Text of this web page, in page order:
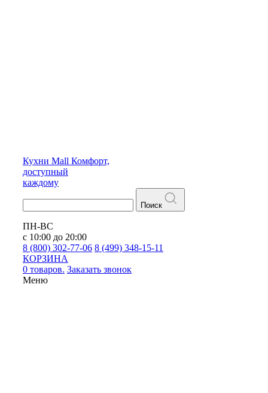
Кухни Mall Комфорт,
доступный
каждому
Поиск
ПН-ВС
с 10:00 до 20:00
8 (800) 302-77-06 8 (499) 348-15-11
КОРЗИНА
0 товаров. Заказать звонок
Меню